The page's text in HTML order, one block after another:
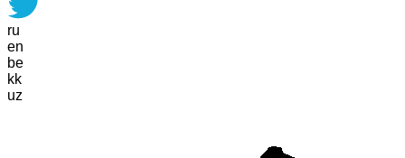
ru
en
be
kk
uz